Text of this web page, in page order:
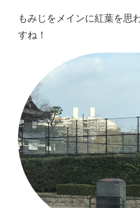
もみじをメインに紅葉を思
すね！